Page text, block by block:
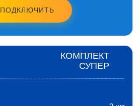
ПОДКЛЮЧИТЬ
КОМПЛЕКТ
СУПЕР